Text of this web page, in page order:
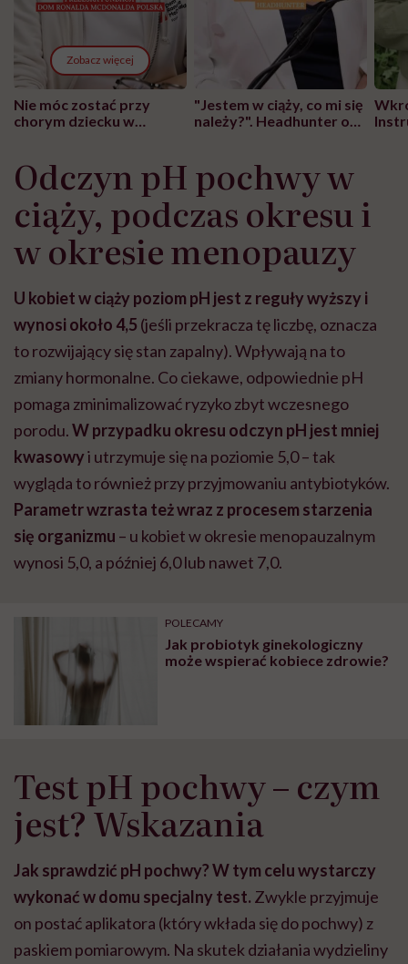
Zobacz więcej
Nie móc zostać przy
chorym dziecku w
może chyba tylko
głupota i brak
wyobraźni"
"Jestem w ciąży, co mi się
należy?". Headhunter o
pracy
Odczyn pH pochwy w
ciąży, podczas okresu i
w okresie menopauzy
U kobiet w ciąży poziom pH jest z reguły wyższy i
wynosi około 4,5 (jeśli przekracza tę liczbę, oznacza
to rozwijający się stan zapalny). Wpływają na to
zmiany hormonalne. Co ciekawe, odpowiednie pH
pomaga zminimalizować ryzyko zbyt wczesnego
porodu.W przypadku okresu odczyn pH jest mniej
kwasowyi utrzymuje się na poziomie 5,0 – tak
wygląda to również przy przyjmowaniu antybiotyków.
Parametr wzrasta też wraz z procesem starzenia
się organizmu – u kobiet w okresie menopauzalnym
wynosi 5,0, a później 6,0 lub nawet 7,0.
POLECAMY
Jak probiotyk ginekologiczny
może wspierać kobiece zdrowie?
Test pH pochwy – czym
jest? Wskazania
Jak sprawdzić pH pochwy? W tym celu wystarczy
wykonać w domu specjalny test. Zwykle przyjmuje
on postać aplikatora (który wkłada się do pochwy) z
paskiem pomiarowym. Na skutek działania wydzieliny